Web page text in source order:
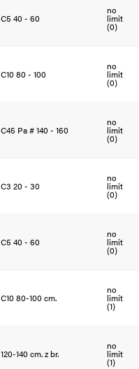
C5 40 - 60
no
limit
(0)
C10 80 - 100
no
limit
(0)
C45 Pa # 140 - 160
no
limit
(0)
C3 20 - 30
no
limit
(0)
C5 40 - 60
no
limit
(0)
C10 80-100 cm.
no
limit
(1)
120-140 cm. z br.
no
limit
(1)